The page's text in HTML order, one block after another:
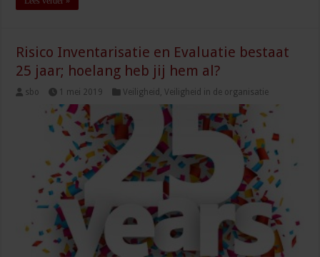
Risico Inventarisatie en Evaluatie bestaat
25 jaar; hoelang heb jij hem al?
sbo 1 mei 2019 Veiligheid ,Veiligheid in de organisatie